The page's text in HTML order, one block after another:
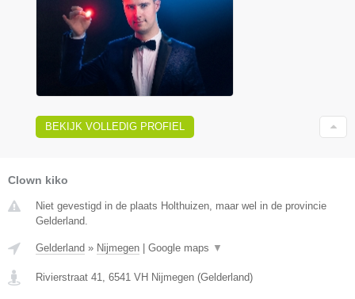
BEKIJK VOLLEDIG PROFIEL
Clown kiko
Niet gevestigd in de plaats Holthuizen, maar wel in de provincie
Gelderland.
Gelderland » Nijmegen Google maps ▼
Rivierstraat 41 6541 VH Nijmegen (Gelderland)